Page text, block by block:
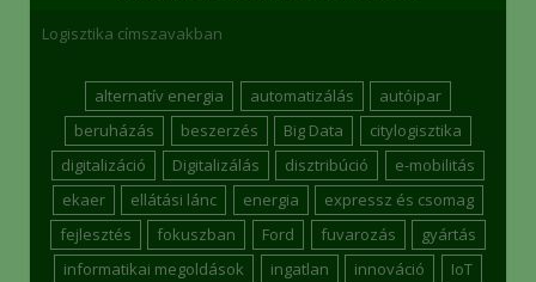
Logisztika címszavakban
alternatív energia automatizálás
autóipar
beruházás
beszerzés Big Data
citylogisztika
digitalizáció
Digitalizálás disztribúció
e-mobilitás
ekaer
ellátási lánc energia
expressz és csomag
fejlesztés
fokuszban Ford fuvarozás
gyártás
informatikai megoldások
ingatlan innováció
IoT